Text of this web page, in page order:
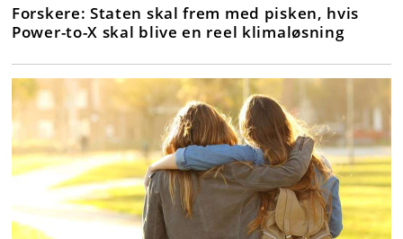
Forskere: Staten skal frem med pisken, hvis
Power-to-X skal blive en reel klimaløsning